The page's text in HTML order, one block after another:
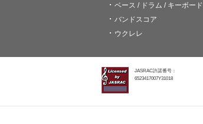
ベース / ドラム / キーボード
バンドスコア
ウクレレ
JASRAC許諾番号：
6523417007Y31018